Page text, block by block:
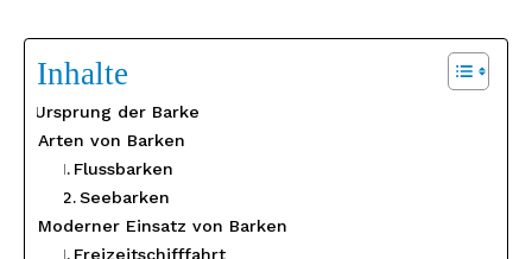
Inhalte
Ursprung der Barke
Arten von Barken
Flussbarken
Seebarken
Moderner Einsatz von Barken
Freizeitschifffahrt